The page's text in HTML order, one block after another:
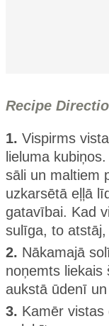
Recipe
1. Vispirms
lieluma
sāli un maltiem
uzkarsētā eļļā
gatavībai. Kad
sulīga, to
2. Nākamajā
noņemts liekais
aukstā ūdenī
3. Kamēr